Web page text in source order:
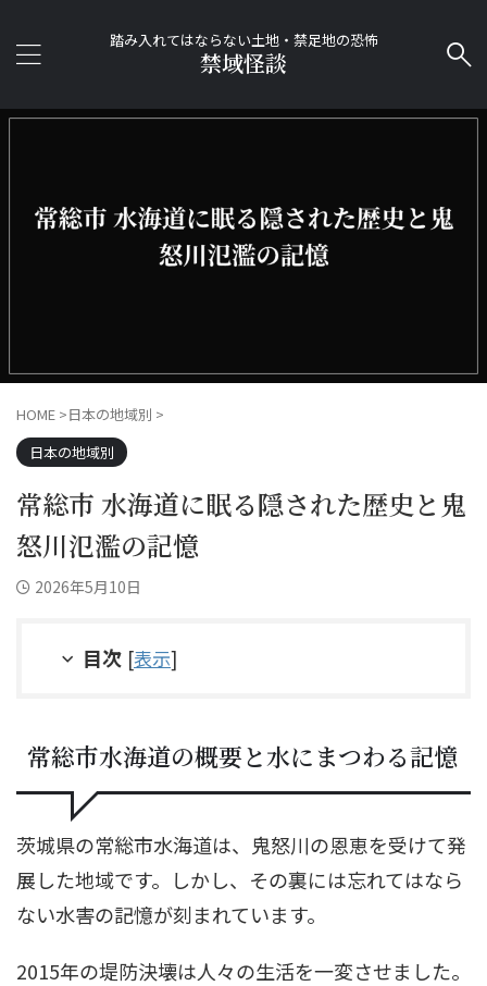
踏み入れてはならない土地・禁足地の恐怖
禁域怪談
HOME >日本の地域別 >
日本の地域別
常総市 水海道に眠る隠された歴史と鬼
怒川氾濫の記憶
2026年5月10日
目次 [表示]
常総市水海道の概要と水にまつわる記憶
茨城県の常総市水海道は、鬼怒川の恩恵を受けて発
展した地域です。しかし、その裏には忘れてはなら
ない水害の記憶が刻まれています。
2015年の堤防決壊は人々の生活を一変させました。